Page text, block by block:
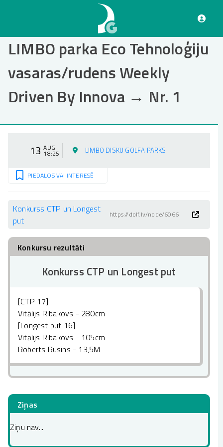
saturu
LIMBO parka Eco Tehnoloģiju
vasaras/rudens Weekly
Driven By Innova → Nr. 1
13 AUG
18:25 LIMBO DISKU GOLFA PARKS
PIEDALOS VAI INTERESĒ
Konkurss CTP un Longest
put
https://dolf.lv/node/6066
Konkursu rezultāti
Konkurss CTP un Longest put
[CTP 17]
Vitālijs Ribakovs - 280cm
[Longest put 16]
Vitālijs Ribakovs - 105cm
Roberts Rusins - 13,5M
Ziņas
Ziņu nav...